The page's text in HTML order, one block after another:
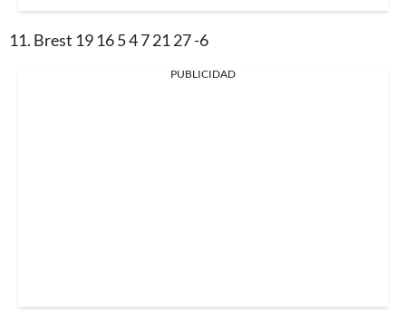
11. Brest 19 16 5 4 7 21 27 -6
PUBLICIDAD